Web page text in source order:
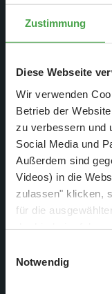
Zustimmung
Diese Webseite
Wir verwenden
Betrieb der
zu verbessern und
Social Media und
Außerdem sind
Videos) in die
zulassen" klicken,
für die
diese
Notwendig
Am
auf DMAX